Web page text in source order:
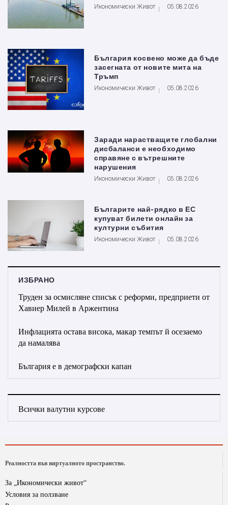
Икономически Живот 05.08.2026
България косвено може да бъде
засегната от новите мита на
Тръмп
Икономически Живот 05.08.2026
Заради нарастващите глобални
дисбаланси е необходимо
справяне с вътрешните
нарушения
Икономически Живот 05.08.2026
Българите най-рядко в ЕС
купуват билети онлайн за
културни събития
Икономически Живот 05.08.2026
ИЗБРАНО
Труден за осмисляне списък с реформи, предприети от
Хавиер Милей в Аржентина
Инфлацията остава висока, макар темпът й осезаемо
да намалява
България е в демографски капан
Всички валутни курсове
Реалността във виртуалното пространство.
За „Икономически живот“
Условия за ползване